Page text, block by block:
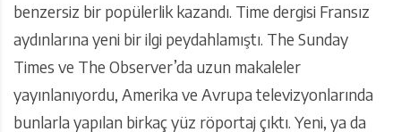
benzersiz bir popülerlik kazandı. Time dergisi Fransız
aydınlarına yeni bir ilgi peydahlamıştı. The Sunday
Times ve The Observer’da uzun makaleler
yayınlanıyordu, Amerika ve Avrupa televizyonlarında
bunlarla yapılan birkaç yüz röportaj çıktı. Yeni, ya da